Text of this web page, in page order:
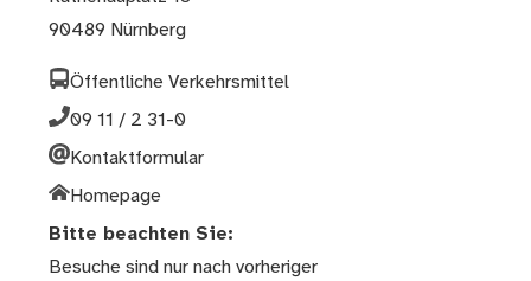
90489 Nürnberg
Öffentliche Verkehrsmittel
09 11 / 2 31-0
Kontaktformular
Homepage
Bitte beachten Sie:
Besuche sind nur nach vorheriger